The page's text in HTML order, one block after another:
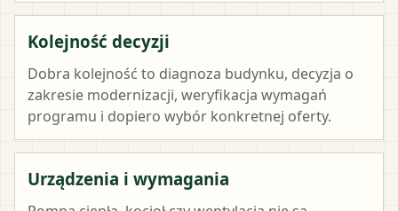
Kolejność decyzji
Dobra kolejność to diagnoza budynku, decyzja o
zakresie modernizacji, weryfikacja wymagań
programu i dopiero wybór konkretnej oferty.
Urządzenia i wymagania